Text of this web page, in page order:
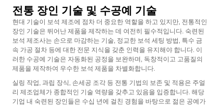
전통 장인 기술 및 수공예 기술
현대 기술이 보석 제조에 점차 더 중요한 역할을 하고 있지만, 전통적인
장인 기술은 뛰어난 제품을 제작하는 데 여전히 필수적입니다. 숙련된
보석 제조사는 손으로 마감하는 기술, 정교한 보석 세팅 방법, 특수 금
속 가공 절차 등에 대한 전문 지식을 갖춘 인력을 유지해야 합니다. 이
러한 수공예 기술은 자동화된 공정을 보완하며, 독창적이고 고품질의
제품을 제작하여 우수한 보석 제품을 차별화합니다.
실링 작업, 과립 장식, 손세공 조각 등 전통 기법의 보존 및 적용은 주얼
리 제조업체가 종합적인 기술 역량을 갖추고 있음을 입증합니다. 해당
기업 내 숙련된 장인들은 수십 년에 걸친 경험을 바탕으로 젊은 공예가